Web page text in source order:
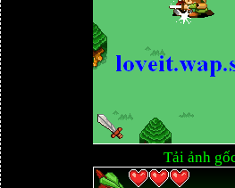
Tải ảnh